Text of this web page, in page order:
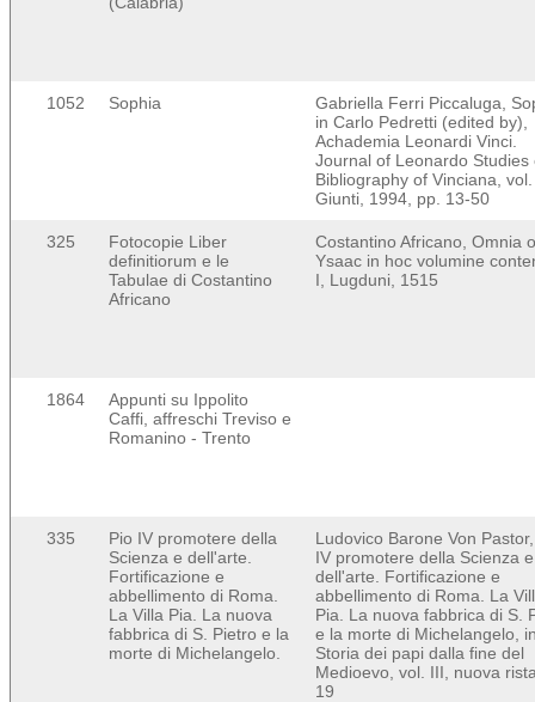
1052 Sophia
Gabriella Ferri Piccaluga,
in Carlo Pedretti (edited by),
Achademia Leonardi Vinci.
Journal of Leonardo Studies
Bibliography of Vinciana,
Giunti, 1994, pp. 13-50
325
Fotocopie Liber
definitiorum e le
Tabulae di Costantino
Africano
Costantino Africano, Omnia
Ysaac in hoc volumine
I, Lugduni, 1515
1864
Appunti su Ippolito
Caffi, affreschi Treviso e
Romanino - Trento
335
Pio IV promotere della
Scienza e dell'arte.
Fortificazione e
abbellimento di Roma.
La Villa Pia. La nuova
fabbrica di S. Pietro e la
morte di Michelangelo.
Ludovico Barone Von
IV promotere della Scienza e
dell'arte. Fortificazione e
abbellimento di Roma. La
Pia. La nuova fabbrica di S.
e la morte di Michelangelo,
Storia dei papi dalla fine del
Medioevo, vol. III, nuova
19